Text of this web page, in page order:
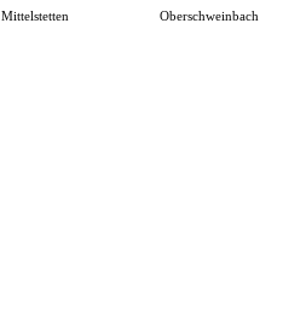
Mittelstetten Oberschweinbach